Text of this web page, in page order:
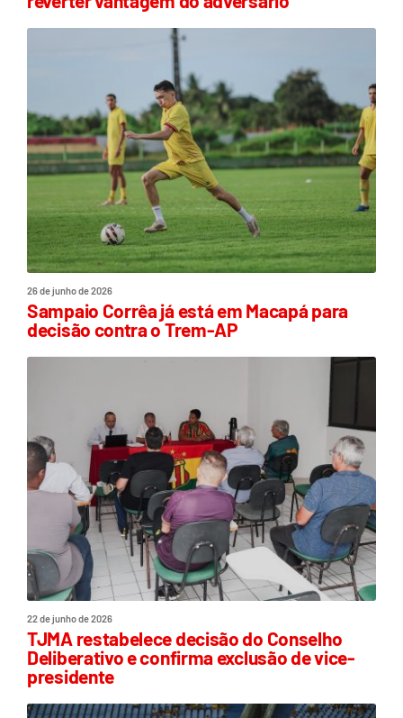
26 de junho de 2026
Sampaio Corrêa já está em Macapá para
decisão contra o Trem-AP
22 de junho de 2026
TJMA restabelece decisão do Conselho
Deliberativo e confirma exclusão de vice-
presidente